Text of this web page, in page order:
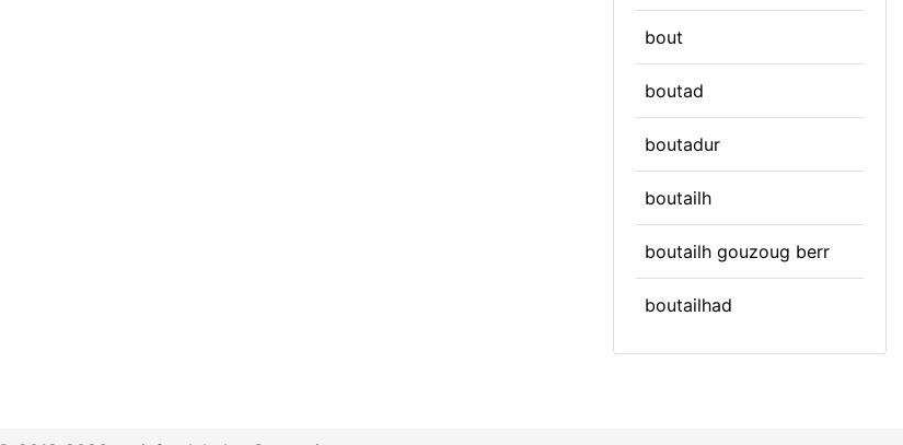
bout
boutad
boutadur
boutailh
boutailh gouzoug berr
boutailhad